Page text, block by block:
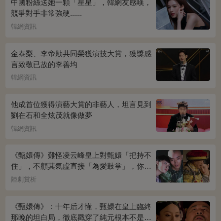
中國粉絲送她一顆「星星」，韓網友感嘆，
競爭對手非常強硬......
韓網資訊
金泰梨、李帝勛共同榮獲演技大賞，獲獎感
言致敬已故的李善均
韓網資訊
他成首位獲得演藝大賞的非藝人，坦言見到
劉在石和全炫茂就像做夢
韓網資訊
《甄嬛傳》難怪凌云峰皇上對甄嬛「把持不
住」，不顧其氣虛直接「為愛鼓掌」，你看
桌上放的啥？簡直一目了然
陸劇賞析
《甄嬛傳》：十年后才懂，甄嬛在皇上臨終
那晚的坦白局，徹底戳穿了純元根本不是被